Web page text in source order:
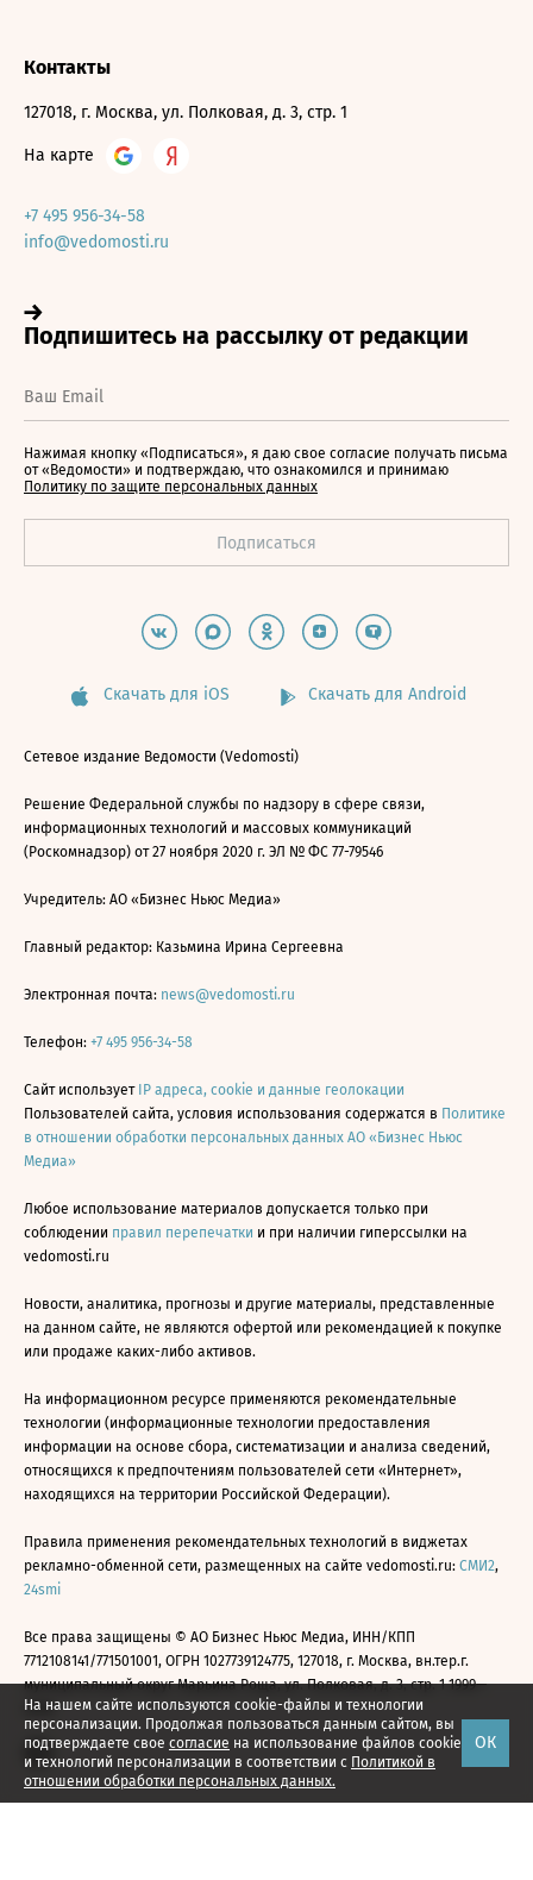
На нашем сайте используются cookie-файлы и технологии
персонализации. Продолжая пользоваться данным сайтом, вы
подтверждаете свое согласие на использование файлов cookie
и технологий персонализации в соответствии с Политикой в
отношении обработки персональных данных.
ОК
Контакты
127018, г. Москва, ул. Полковая, д. 3, стр. 1
На карте
+7 495 956-34-58
info@vedomosti.ru
Нажимая кнопку «Подписаться», я даю свое согласие получать письма
от «Ведомости» и подтверждаю, что ознакомился и принимаю
Политику по защите персональных данных
Скачать для iOS Скачать для Android
Сетевое издание Ведомости (Vedomosti)
Решение Федеральной службы по надзору в сфере связи,
информационных технологий и массовых коммуникаций
(Роскомнадзор) от 27 ноября 2020 г. ЭЛ № ФС 77-79546
Учредитель: АО «Бизнес Ньюс Медиа»
Главный редактор: Казьмина Ирина Сергеевна
Электронная почта: news@vedomosti.ru
Телефон: +7 495 956-34-58
Сайт использует IP адреса, cookie и данные геолокации
Пользователей сайта, условия использования содержатся в Политике
в отношении обработки персональных данных АО «Бизнес Ньюс
Медиа»
Любое использование материалов допускается только при
соблюдении правил перепечатки и при наличии гиперссылки на
vedomosti.ru
Новости, аналитика, прогнозы и другие материалы, представленные
на данном сайте, не являются офертой или рекомендацией к покупке
или продаже каких-либо активов.
На информационном ресурсе применяются рекомендательные
технологии (информационные технологии предоставления
информации на основе сбора, систематизации и анализа сведений,
относящихся к предпочтениям пользователей сети «Интернет»,
находящихся на территории Российской Федерации).
Правила применения рекомендательных технологий в виджетах
рекламно-обменной сети, размещенных на сайте vedomosti.ru: СМИ2,
24smi
Все права защищены © АО Бизнес Ньюс Медиа, ИНН/КПП
7712108141/771501001, ОГРН 1027739124775, 127018, г. Москва, вн.тер.г.
муниципальный округ Марьина Роща, ул. Полковая, д. 3, стр. 1 1999—
2026